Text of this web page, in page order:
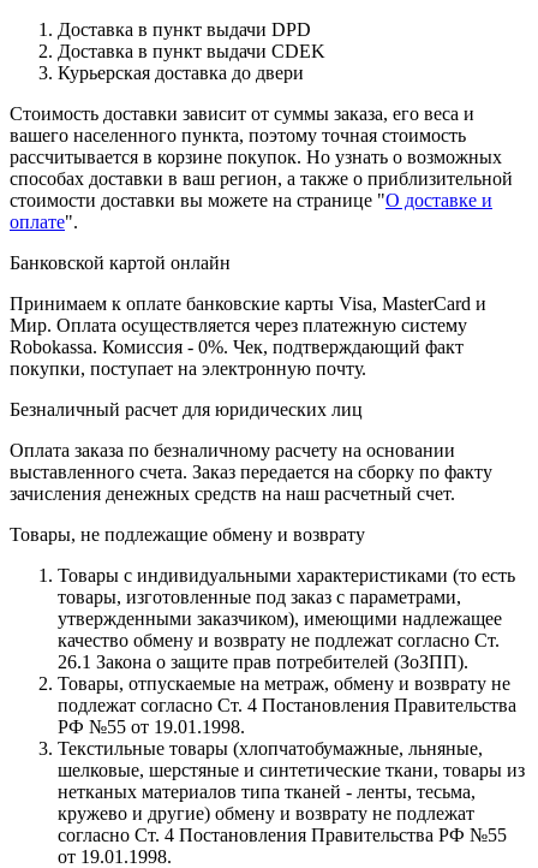
Доставка в пункт выдачи DPD
Доставка в пункт выдачи CDEK
Курьерская доставка до двери
Стоимость доставки зависит от суммы заказа, его веса и
вашего населенного пункта, поэтому точная стоимость
рассчитывается в корзине покупок. Но узнать о возможных
способах доставки в ваш регион, а также о приблизительной
стоимости доставки вы можете на странице "О доставке и
оплате".
Банковской картой онлайн
Принимаем к оплате банковские карты Visa, MasterCard и
Мир. Оплата осуществляется через платежную систему
Robokassa. Комиссия - 0%. Чек, подтверждающий факт
покупки, поступает на электронную почту.
Безналичный расчет для юридических лиц
Оплата заказа по безналичному расчету на основании
выставленного счета. Заказ передается на сборку по факту
зачисления денежных средств на наш расчетный счет.
Товары, не подлежащие обмену и возврату
Товары с индивидуальными характеристиками (то есть
товары, изготовленные под заказ с параметрами,
утвержденными заказчиком), имеющими надлежащее
качество обмену и возврату не подлежат согласно Ст.
26.1 Закона о защите прав потребителей (ЗоЗПП).
Товары, отпускаемые на метраж, обмену и возврату не
подлежат согласно Ст. 4 Постановления Правительства
РФ №55 от 19.01.1998.
Текстильные товары (хлопчатобумажные, льняные,
шелковые, шерстяные и синтетические ткани, товары из
нетканых материалов типа тканей - ленты, тесьма,
кружево и другие) обмену и возврату не подлежат
согласно Ст. 4 Постановления Правительства РФ №55
от 19.01.1998.